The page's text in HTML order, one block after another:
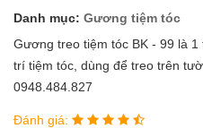
Danh mục: Gương tiệm tóc
Gương treo tiệm tóc BK - 99 là
trí tiệm tóc, dùng để treo trên
0948.484.827
Đánh giá: